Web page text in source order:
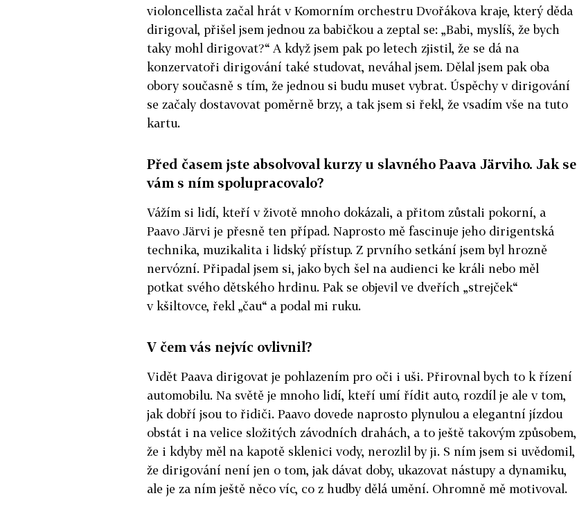
violoncellista začal hrát v Komorním orchestru Dvořákova kraje, který děda
dirigoval, přišel jsem jednou za babičkou a zeptal se: „Babi, myslíš, že bych
taky mohl dirigovat?“ A když jsem pak po letech zjistil, že se dá na
konzervatoři dirigování také studovat, neváhal jsem. Dělal jsem pak oba
obory současně s tím, že jednou si budu muset vybrat. Úspěchy v dirigování
se začaly dostavovat poměrně brzy, a tak jsem si řekl, že vsadím vše na tuto
kartu.
Před časem jste absolvoval kurzy u slavného Paava Järviho. Jak se
vám s ním spolupracovalo?
Vážím si lidí, kteří v životě mnoho dokázali, a přitom zůstali pokorní, a
Paavo Järvi je přesně ten případ. Naprosto mě fascinuje jeho dirigentská
technika, muzikalita i lidský přístup. Z prvního setkání jsem byl hrozně
nervózní. Připadal jsem si, jako bych šel na audienci ke králi nebo měl
potkat svého dětského hrdinu. Pak se objevil ve dveřích „strejček“
v kšiltovce, řekl „čau“ a podal mi ruku.
V čem vás nejvíc ovlivnil?
Vidět Paava dirigovat je pohlazením pro oči i uši. Přirovnal bych to k řízení
automobilu. Na světě je mnoho lidí, kteří umí řídit auto, rozdíl je ale v tom,
jak dobří jsou to řidiči. Paavo dovede naprosto plynulou a elegantní jízdou
obstát i na velice složitých závodních drahách, a to ještě takovým způsobem,
že i kdyby měl na kapotě sklenici vody, nerozlil by ji. S ním jsem si uvědomil,
že dirigování není jen o tom, jak dávat doby, ukazovat nástupy a dynamiku,
ale je za ním ještě něco víc, co z hudby dělá umění. Ohromně mě motivoval.